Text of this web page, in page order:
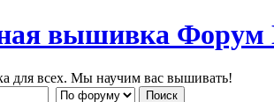
для всех. Мы научим вас вышивать!